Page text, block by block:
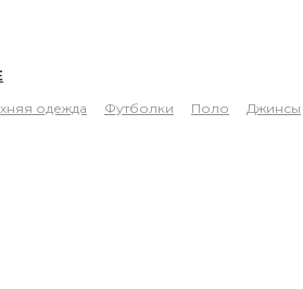
одежда
Футболки Поло Джинсы